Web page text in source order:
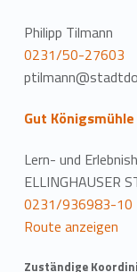
Philipp Tilmann
0231/50-27603
Gut Königsmühle
Lern- und
ELLINGHAUSER
0231/936983-10
Route anzeigen
Zuständige